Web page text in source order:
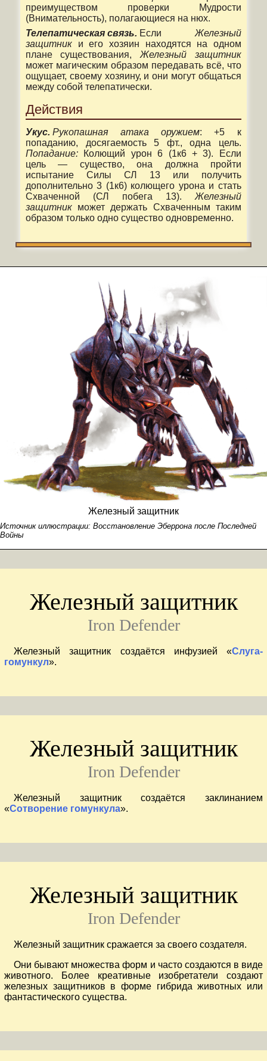
преимуществом проверки Мудрости
(Внимательность), полагающиеся на нюх.
Телепатическая связь. Если Железный
защитники его хозяин находятся на одном
плане существования, Железный защитник
может магическим образом передавать всё, что
ощущает, своему хозяину, и они могут общаться
между собой телепатически.
Действия
Укус. Рукопашная атака оружием: +5 к
попаданию, досягаемость 5 фт., одна цель.
Попадание:Колющий урон 6 (1к6 + 3). Если
цель — существо, она должна пройти
испытание Силы СЛ 13 или получить
дополнительно 3 (1к6) колющего урона и стать
Схваченной (СЛ побега 13). Железный
защитникможет держать Схваченным таким
образом только одно существо одновременно.
Железный защитник
Источник иллюстрации: Восстановление Эберрона после Последней
Войны
Железный защитник
Iron Defender
Железный защитник создаётся инфузией «Слуга-
гомункул».
Железный защитник
Iron Defender
Железный защитник создаётся заклинанием
«Сотворение гомункула».
Железный защитник
Iron Defender
Железный защитник сражается за своего создателя.
Они бывают множества форм и часто создаются в виде
животного. Более креативные изобретатели создают
железных защитников в форме гибрида животных или
фантастического существа.